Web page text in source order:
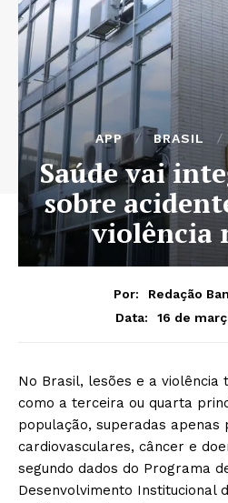
APP BRASIL
Saúde vai
sobre
violência
Por:
Redação
Data:
16 de
No Brasil, lesões e a violência
como a terceira ou quarta
população, superadas apenas
cardiovasculares, câncer e
segundo dados do Programa
Desenvolvimento Institucional